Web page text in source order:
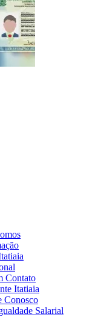
Contato
Itatiaia
Conosco
Salarial